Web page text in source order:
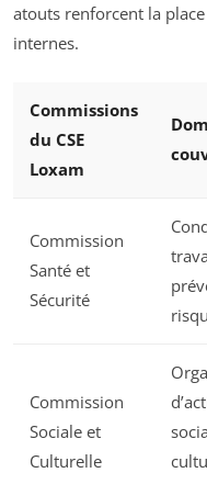
atouts renforcent la
internes.
Commissions
du CSE
Loxam
Commission
Santé et
Sécurité
Commission
Sociale et
Culturelle